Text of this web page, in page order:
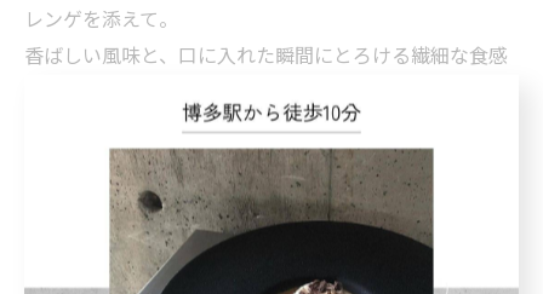
レンゲを添えて。
香ばしい風味と、口に入れた瞬間にとろける繊細な食感
さらに、抹茶を使ったドリンクメニューも新しくご用意
しました。
デザートと一緒に、抹茶の豊かな香りをぜひお楽しみく